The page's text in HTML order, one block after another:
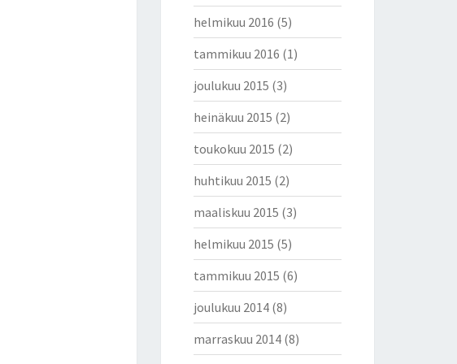
helmikuu 2016 (5)
tammikuu 2016 (1)
joulukuu 2015 (3)
heinäkuu 2015 (2)
toukokuu 2015 (2)
huhtikuu 2015 (2)
maaliskuu 2015 (3)
helmikuu 2015 (5)
tammikuu 2015 (6)
joulukuu 2014(8)
marraskuu 2014(8)